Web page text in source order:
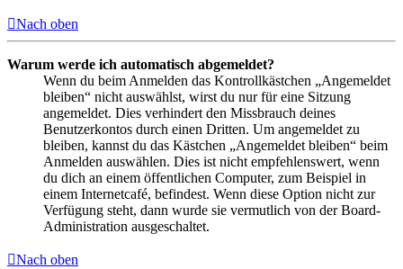
Nach oben
Warum werde ich automatisch abgemeldet?
Wenn du beim Anmelden das Kontrollkästchen „Angemeldet
bleiben“ nicht auswählst, wirst du nur für eine Sitzung
angemeldet. Dies verhindert den Missbrauch deines
Benutzerkontos durch einen Dritten. Um angemeldet zu
bleiben, kannst du das Kästchen „Angemeldet bleiben“ beim
Anmelden auswählen. Dies ist nicht empfehlenswert, wenn
du dich an einem öffentlichen Computer, zum Beispiel in
einem Internetcafé, befindest. Wenn diese Option nicht zur
Verfügung steht, dann wurde sie vermutlich von der Board-
Administration ausgeschaltet.
Nach oben